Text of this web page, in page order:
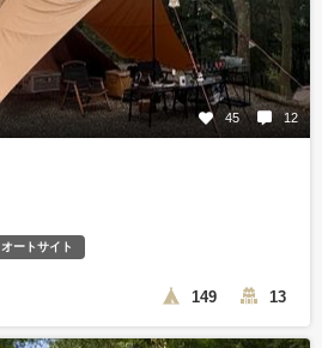
45 12
オートサイト
149 13